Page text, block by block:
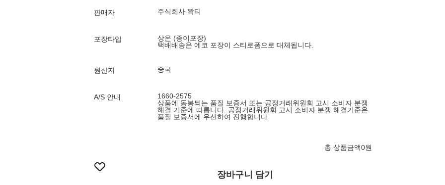
판매자 주식회사 왁티
포장타입
상온 (종이포장)
택배배송은 에코 포장이 스티로폼으로 대체됩니다.
원산지 중국
A/S 안내
1660-2575
상품에 동봉되는 품질 보증서 또는 공정거래위원회 고시 소비자 분쟁
해결 기준에 따릅니다. 공정거래위원회 고시 소비자 분쟁 해결기준은
품질 보증서에 우선하여 진행합니다.
총 상품금액0원
장바구니 담기